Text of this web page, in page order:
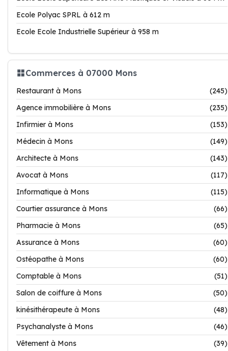
Ecole Polyac SPRL à 612 m
Ecole Ecole Industrielle Supérieur à 958 m
Commerces à 07000 Mons
Restaurant à Mons
(245)
Agence immobilière à Mons
(235)
Infirmier à Mons
(153)
Médecin à Mons
(149)
Architecte à Mons
(143)
Avocat à Mons
(117)
Informatique à Mons
(115)
Courtier assurance à Mons
(66)
Pharmacie à Mons
(65)
Assurance à Mons
(60)
Ostéopathe à Mons
(60)
Comptable à Mons
(51)
Salon de coiffure à Mons
(50)
kinésithérapeute à Mons
(48)
Psychanalyste à Mons
(46)
Vêtement à Mons
(39)